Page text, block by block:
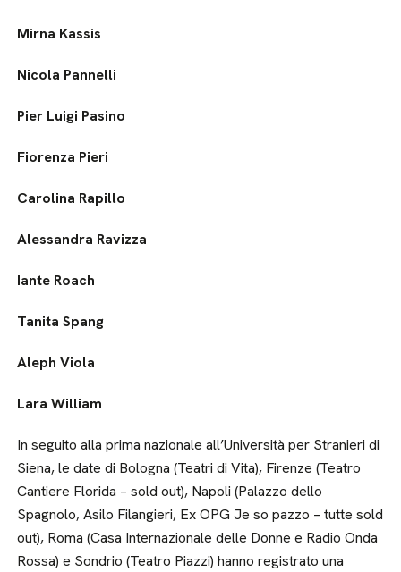
Mirna Kassis
Nicola Pannelli
Pier Luigi Pasino
Fiorenza Pieri
Carolina Rapillo
Alessandra Ravizza
Iante Roach
Tanita Spang
Aleph Viola
Lara William
In seguito alla prima nazionale all’Università per Stranieri di
Siena, le date di Bologna (Teatri di Vita), Firenze (Teatro
Cantiere Florida – sold out), Napoli (Palazzo dello
Spagnolo, Asilo Filangieri, Ex OPG Je so pazzo – tutte sold
out), Roma (Casa Internazionale delle Donne e Radio Onda
Rossa) e Sondrio (Teatro Piazzi) hanno registrato una